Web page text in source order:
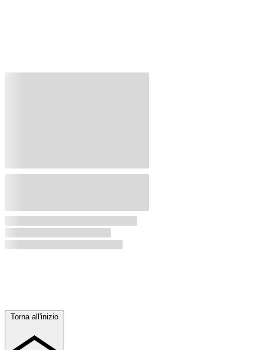
Torna all'inizio